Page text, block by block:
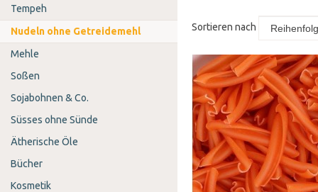
Sortieren nach
Tempeh
Nudeln ohne Getreidemehl
Mehle
Soßen
Sojabohnen & Co.
Süsses ohne Sünde
Ätherische Öle
Bücher
Kosmetik